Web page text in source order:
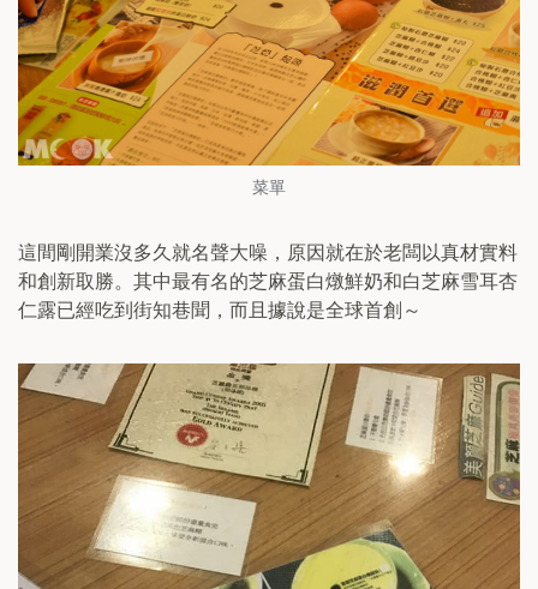
菜單
這間剛開業沒多久就名聲大噪，原因就在於老闆以真材實料
和創新取勝。其中最有名的芝麻蛋白燉鮮奶和白芝麻雪耳杏
仁露已經吃到街知巷聞，而且據說是全球首創～